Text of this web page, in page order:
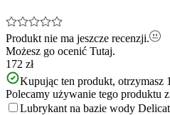
Produkt nie ma jeszcze recenzji.
Możesz go ocenić Tutaj.
172 zł
Kupując ten produkt, otrzymasz
Polecamy używanie tego produktu
Lubrykant na bazie wody